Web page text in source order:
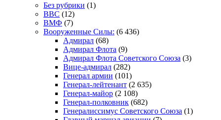
Без рубрики (1)
ВВС (12)
ВМФ (7)
Вооруженные Силы: (6 436)
Адмирал (68)
Адмирал Флота (9)
Адмирал Флота Советского Союза (3)
Вице-адмирал (282)
Генерал армии (101)
Генерал-лейтенант (2 635)
Генерал-майор (2 108)
Генерал-полковник (682)
Генералиссимус Советского Союза (1)